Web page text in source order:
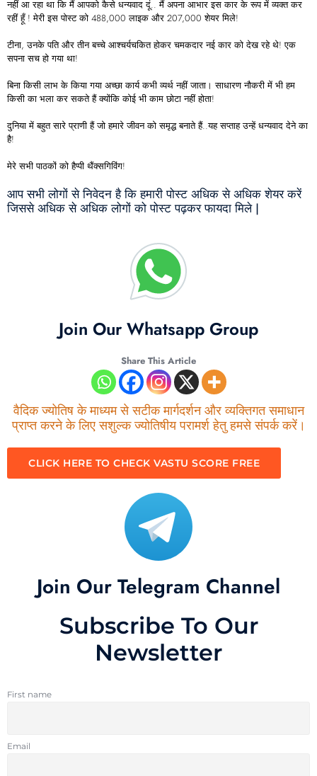
नहीं आ रहा था कि मैं आपको कैसे धन्यवाद दूं.. मैं अपना आभार इस कार के रूप में व्यक्त कर
रहीं हूँ ! मेरी इस पोस्ट को 488,000 लाइक और 207,000 शेयर मिले!
टीना, उनके पति और तीन बच्चे आश्चर्यचकित होकर चमकदार नई कार को देख रहे थे! एक
सपना सच हो गया था!
बिना किसी लाभ के किया गया अच्छा कार्य कभी व्यर्थ नहीं जाता। साधारण नौकरी में भी हम
किसी का भला कर सकते हैं क्योंकि कोई भी काम छोटा नहीं होता!
दुनिया में बहुत सारे प्राणी हैं जो हमारे जीवन को समृद्ध बनाते हैं..यह सप्ताह उन्हें धन्यवाद देने का
है!
मेरे सभी पाठकों को हैप्पी थैंक्सगिविंग!
आप सभी लोगों से निवेदन है कि हमारी पोस्ट अधिक से अधिक शेयर करें
जिससे अधिक से अधिक लोगों को पोस्ट पढ़कर फायदा मिले |
Join Our Whatsapp Group
Share This Article
वैदिक ज्योतिष के माध्यम से सटीक मार्गदर्शन और व्यक्तिगत समाधान
प्राप्त करने के लिए सशुल्क ज्योतिषीय परामर्श हेतु हमसे संपर्क करें।
CLICK HERE TO CHECK VASTU SCORE FREE
Join Our Telegram Channel
Subscribe To Our
Newsletter
First name
Email